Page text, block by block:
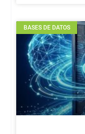
BASES DE DATOS